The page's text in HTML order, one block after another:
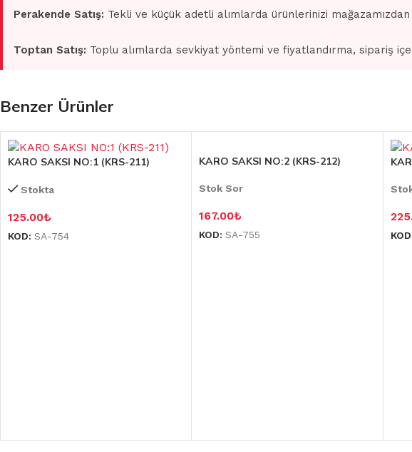
Perakende Satış: Tekli ve küçük adetli alımlarda ürünlerinizi
Toptan Satış: Toplu alımlarda sevkiyat yöntemi ve fiyatlandırma, sipariş
Benzer Ürünler
KARO SAKSI NO:1 (KRS-211)
Stokta
125.00₺
KOD: SA-754
KARO SAKSI NO:2 (KRS-212)
Stok Sor
167.00₺
KOD:SA-755